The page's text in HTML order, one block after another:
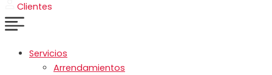
Clientes
Servicios
Arrendamientos